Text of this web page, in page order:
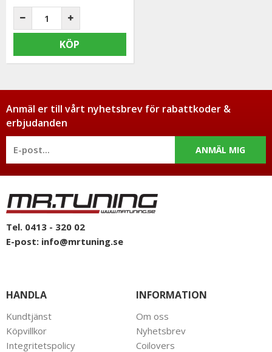
KÖP
Anmäl er till vårt nyhetsbrev för rabattkoder &
erbjudanden
ANMÄL MIG
Tel. 0413 - 320 02
E-post: info@mrtuning.se
HANDLA
Kundtjänst
Köpvillkor
Integritetspolicy
INFORMATION
Om oss
Nyhetsbrev
Coilovers